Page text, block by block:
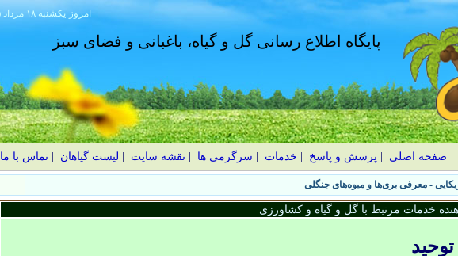
۱۴۰۵ يکشنبه ۱۸ مرداد امروز
پایگاه اطلاع رسانی گل و گیاه، باغبانی و فضای سبز
صفحه اصلی پرسش و پاسخ خدمات سرگرمی ها نقشه سایت لیست گیاهان |تماس با ما
خدمات مرتبط با گل و گیاه و کشاورزی